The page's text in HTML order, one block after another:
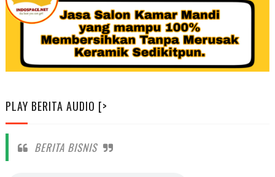
PLAY BERITA AUDIO [>
BERITA BISNIS